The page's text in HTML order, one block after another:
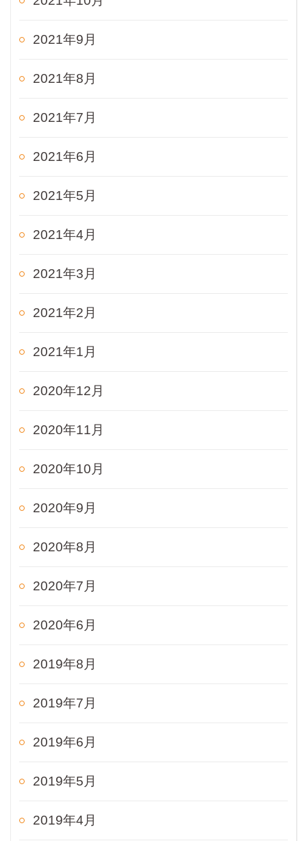
2021年9月
2021年8月
2021年7月
2021年6月
2021年5月
2021年4月
2021年3月
2021年2月
2021年1月
2020年12月
2020年11月
2020年10月
2020年9月
2020年8月
2020年7月
2020年6月
2019年8月
2019年7月
2019年6月
2019年5月
2019年4月